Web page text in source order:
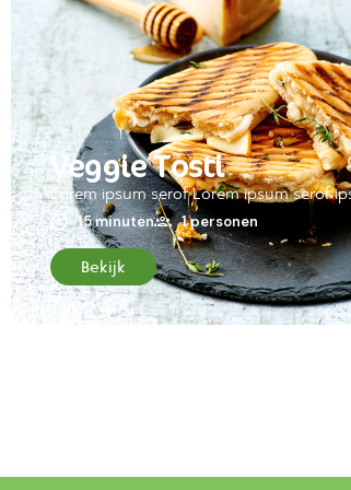
Veggie Tosti
Lorem ipsum serof Lorem ipsum serof
15 minuten 1 personen
Bekijk